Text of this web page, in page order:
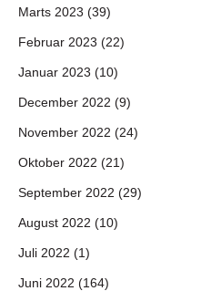
Marts 2023 (39)
Februar 2023 (22)
Januar 2023 (10)
December 2022 (9)
November 2022 (24)
Oktober 2022 (21)
September 2022 (29)
August 2022 (10)
Juli 2022 (1)
Juni 2022 (164)